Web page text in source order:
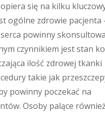
się na kilku
ogólne zdrowie pacjenta
powinny
czynnikiem jest stan
ilość zdrowej tkanki
takie jak
powinny poczekać na
Osoby palące również